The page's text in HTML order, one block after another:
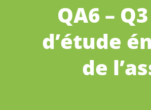
QA6 –
d’étude
de